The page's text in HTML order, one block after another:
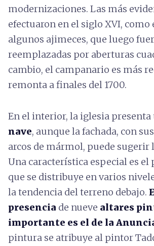
modernizaciones. Las más
efectuaron en el siglo XVI, como
algunos ajimeces, que luego
reemplazadas por aberturas
cambio, el campanario es más
remonta a finales del 1700.
En el interior, la iglesia presenta
nave, aunque la fachada, con
arcos de mármol, puede sugerir
Una característica especial es el
que se distribuye en varios
la tendencia del terreno debajo.
presencia de nueve altares
importante es el de la
pintura se atribuye al pintor